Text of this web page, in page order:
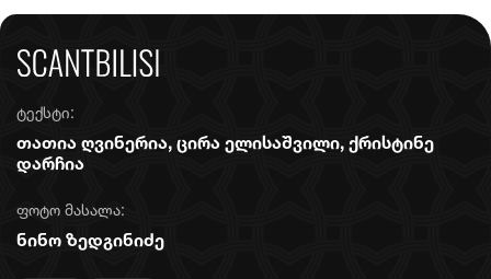
ტექსტი:
თათია ღვინერია, ცირა ელისაშვილი, ქრისტინე
დარჩია
ფოტო მასალა:
ნინო ზედგინიძე